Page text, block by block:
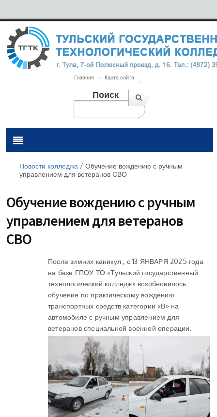
Главная Карта сайта
Поиск
Новости колледжа / Обучение вождению с ручным
управлением для ветеранов СВО
Обучение вождению с ручным
управлением для ветеранов
СВО
После зимних каникул , с 13 ЯНВАРЯ 2025 года
на базе ГПОУ ТО «Тульский государственный
технологический колледж» возобновилось
обучение по практическому вождению
транспортных средств категории «В» на
автомобиле с ручным управлением для
ветеранов специальной военной операции.